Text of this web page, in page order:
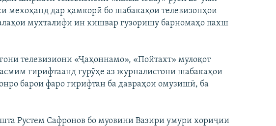
мехоҳанд дар ҳамкорӣ бо шабакаҳои телевизонҳои
мухталифи ин кишвар гузоришу барномаҳо пахш
телевизиони «Ҷаҳоннамо», «Пойтахт» мулоқот
гирифтаанд гурӯҳе аз журналистони шабакаҳои
барои фаро гирифтан ба давраҳои омузишӣ, ба
Рустем Сафронов бо муовини Вазири умури хориҷии